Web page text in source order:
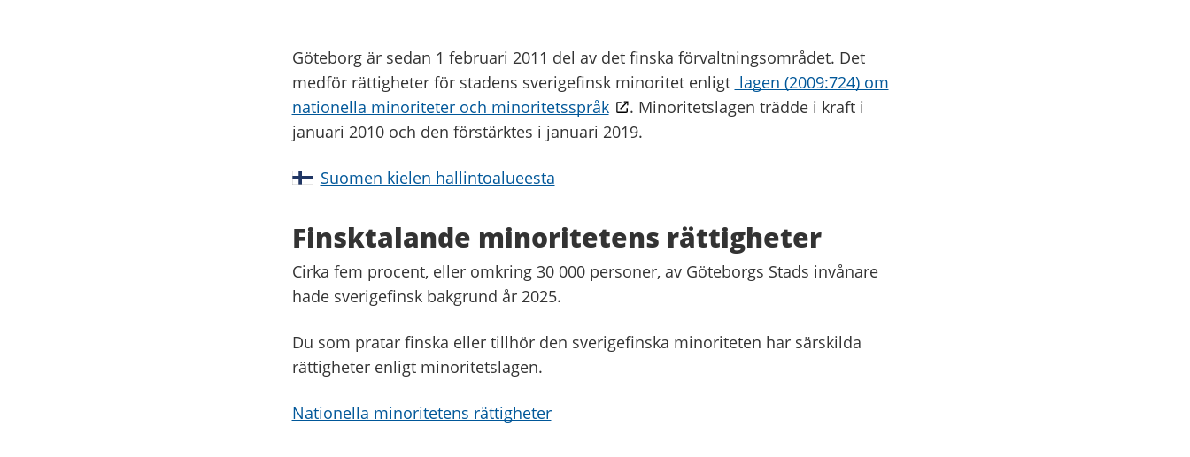
Göteborg är sedan 1 februari 2011 del av det finska förvaltningsområdet. Det
medför rättigheter för stadens sverigefinsk minoritet enligt lagen (2009:724) om
nationella minoriteter och minoritetsspråk
. Minoritetslagen trädde i kraft i
januari 2010 och den förstärktes i januari 2019.
Suomen kielen hallintoalueesta
Finsktalande minoritetens rättigheter
Cirka fem procent, eller omkring 30 000 personer, av Göteborgs Stads invånare
hade sverigefinsk bakgrund år 2025.
Du som pratar finska eller tillhör den sverigefinska minoriteten har särskilda
rättigheter enligt minoritetslagen.
Nationella minoritetens rättigheter